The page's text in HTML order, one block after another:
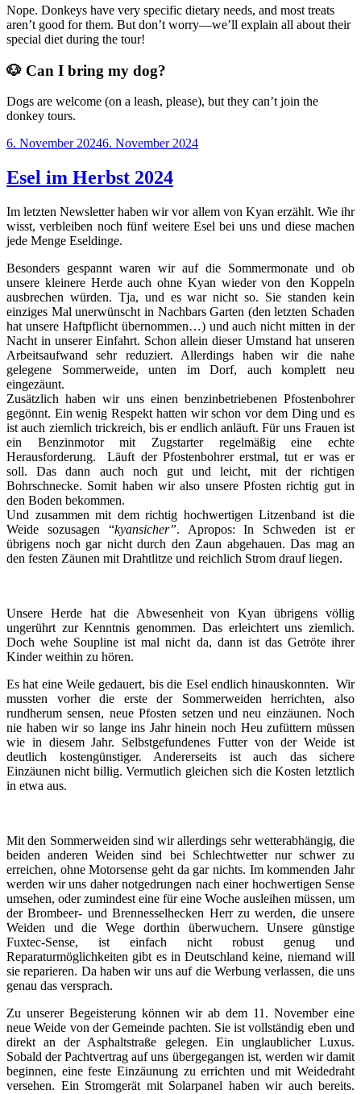
Nope. Donkeys have very specific dietary needs, and most treats
aren’t good for them. But don’t worry—we’ll explain all about their
special diet during the tour!
🐶 Can I bring my dog?
Dogs are welcome (on a leash, please), but they can’t join the
donkey tours.
Veröffentlicht
6. November 20246. November 2024
Esel im Herbst 2024
Im letzten Newsletter haben wir vor allem von Kyan erzählt. Wie ihr
wisst, verbleiben noch fünf weitere Esel bei uns und diese machen
jede Menge Eseldinge.
Besonders gespannt waren wir auf die Sommermonate und ob
unsere kleinere Herde auch ohne Kyan wieder von den Koppeln
ausbrechen würden. Tja, und es war nicht so. Sie standen kein
einziges Mal unerwünscht in Nachbars Garten (den letzten Schaden
hat unsere Haftpflicht übernommen…) und auch nicht mitten in der
Nacht in unserer Einfahrt. Schon allein dieser Umstand hat unseren
Arbeitsaufwand sehr reduziert. Allerdings haben wir die nahe
gelegene Sommerweide, unten im Dorf, auch komplett neu
eingezäunt.
Zusätzlich haben wir uns einen benzinbetriebenen Pfostenbohrer
gegönnt. Ein wenig Respekt hatten wir schon vor dem Ding und es
ist auch ziemlich trickreich, bis er endlich anläuft. Für uns Frauen ist
ein Benzinmotor mit Zugstarter regelmäßig eine echte
Herausforderung. Läuft der Pfostenbohrer erstmal, tut er was er
soll. Das dann auch noch gut und leicht, mit der richtigen
Bohrschnecke. Somit haben wir also unsere Pfosten richtig gut in
den Boden bekommen.
Und zusammen mit dem richtig hochwertigen Litzenband ist die
Weide sozusagen “kyansicher”. Apropos: In Schweden ist er
übrigens noch gar nicht durch den Zaun abgehauen. Das mag an
den festen Zäunen mit Drahtlitze und reichlich Strom drauf liegen.
Unsere Herde hat die Abwesenheit von Kyan übrigens völlig
ungerührt zur Kenntnis genommen. Das erleichtert uns ziemlich.
Doch wehe Soupline ist mal nicht da, dann ist das Getröte ihrer
Kinder weithin zu hören.
Es hat eine Weile gedauert, bis die Esel endlich hinauskonnten. Wir
mussten vorher die erste der Sommerweiden herrichten, also
rundherum sensen, neue Pfosten setzen und neu einzäunen. Noch
nie haben wir so lange ins Jahr hinein noch Heu zufüttern müssen
wie in diesem Jahr. Selbstgefundenes Futter von der Weide ist
deutlich kostengünstiger. Andererseits ist auch das sichere
Einzäunen nicht billig. Vermutlich gleichen sich die Kosten letztlich
in etwa aus.
Mit den Sommerweiden sind wir allerdings sehr wetterabhängig, die
beiden anderen Weiden sind bei Schlechtwetter nur schwer zu
erreichen, ohne Motorsense geht da gar nichts. Im kommenden Jahr
werden wir uns daher notgedrungen nach einer hochwertigen Sense
umsehen, oder zumindest eine für eine Woche ausleihen müssen, um
der Brombeer- und Brennesselhecken Herr zu werden, die unsere
Weiden und die Wege dorthin überwuchern. Unsere günstige
Fuxtec-Sense, ist einfach nicht robust genug und
Reparaturmöglichkeiten gibt es in Deutschland keine, niemand will
sie reparieren. Da haben wir uns auf die Werbung verlassen, die uns
genau das versprach.
Zu unserer Begeisterung können wir ab dem 11. November eine
neue Weide von der Gemeinde pachten. Sie ist vollständig eben und
direkt an der Asphaltstraße gelegen. Ein unglaublicher Luxus.
Sobald der Pachtvertrag auf uns übergegangen ist, werden wir damit
beginnen, eine feste Einzäunung zu errichten und mit Weidedraht
versehen. Ein Stromgerät mit Solarpanel haben wir auch bereits.